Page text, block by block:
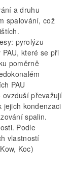
a druhu
spalování, což
pyrolýzu
které se při
poměrně
PAU
ovzduší převažují
jejich kondenzaci
spalin.
Podle
vlastností
Koc)